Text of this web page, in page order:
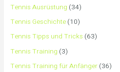
Tennis Ausrüstung (34)
Tennis Geschichte (10)
Tennis Tipps und Tricks (63)
Tennis Training (3)
Tennis Training für Anfänger (36)